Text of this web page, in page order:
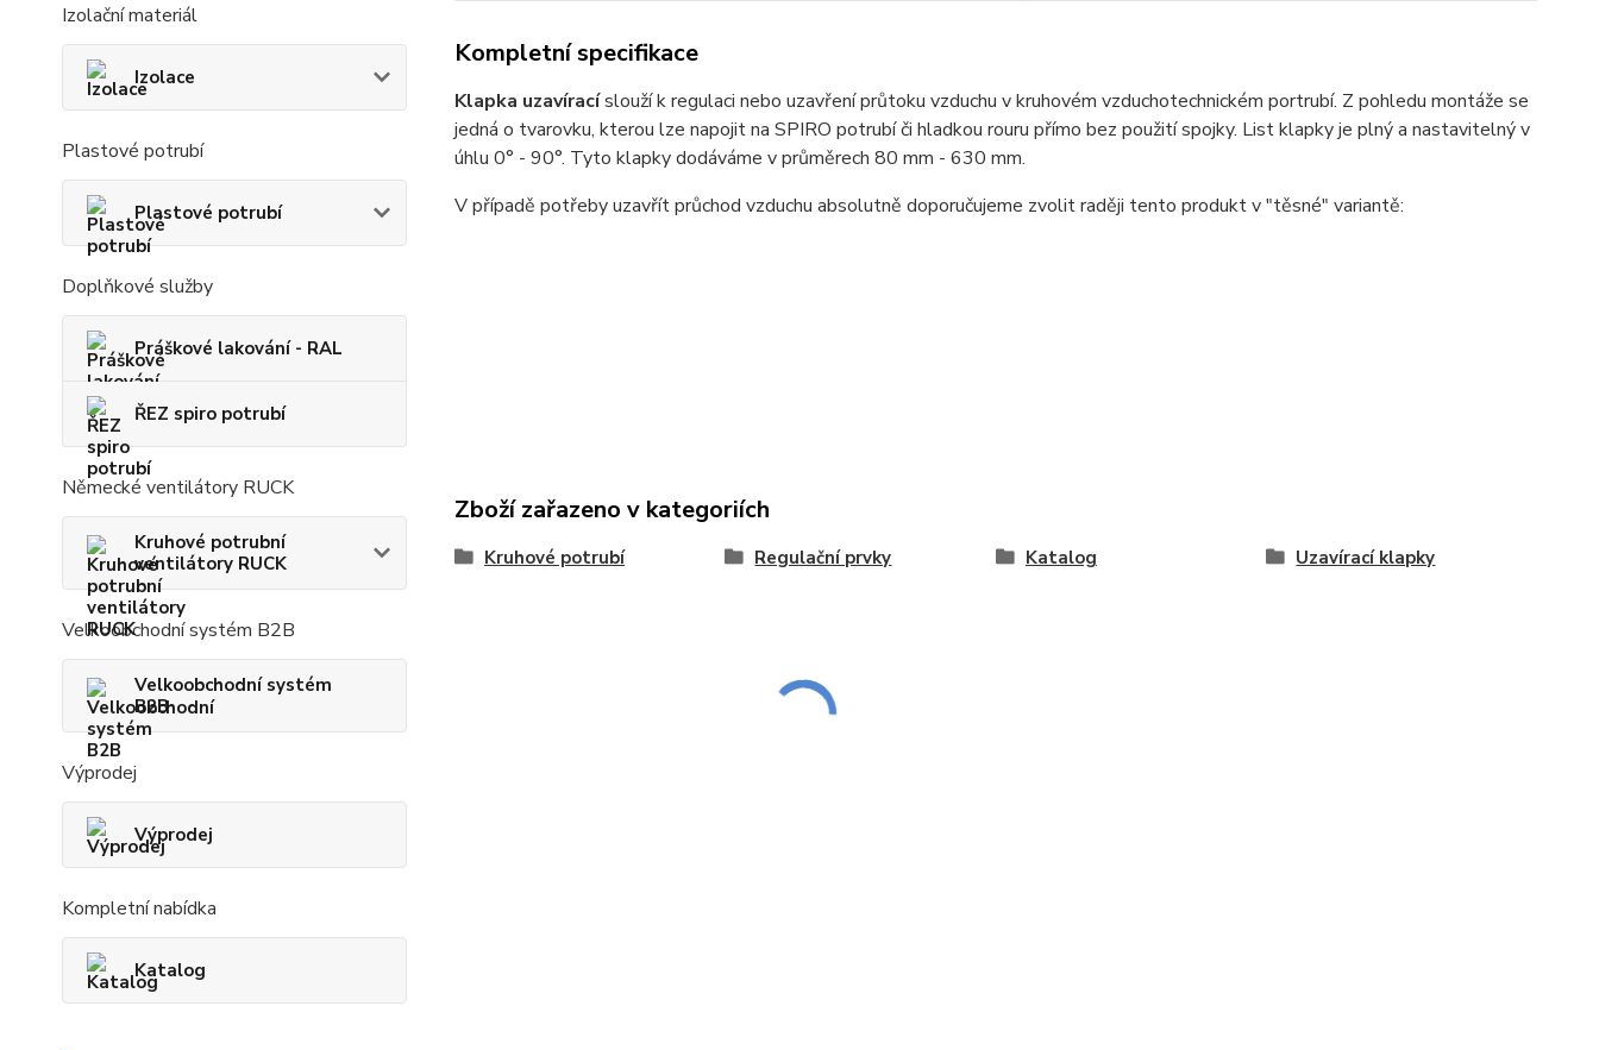
Izolační materiál
Izolace
Plastové potrubí
Plastové potrubí
Doplňkové služby
Práškové lakování - RAL
ŘEZ spiro potrubí
Německé ventilátory RUCK
Kruhové potrubní
ventilátory RUCK
Velkoobchodní systém B2B
Velkoobchodní systém
B2B
Výprodej
Výprodej
Kompletní nabídka
Katalog
Kompletní specifikace
Klapka uzavíracíslouží k regulaci nebo uzavření průtoku vzduchu v kruhovém vzduchotechnickém portrubí. Z pohledu montáže se
jedná o tvarovku, kterou lze napojit na SPIRO potrubí či hladkou rouru přímo bez použití spojky. List klapky je plný a nastavitelný v
úhlu 0° - 90°. Tyto klapky dodáváme v průměrech 80 mm - 630 mm.
V případě potřeby uzavřít průchod vzduchu absolutně doporučujeme zvolit raději tento produkt v "těsné" variantě:
Zboží zařazeno v kategoriích
Kruhové potrubí Regulační prvky Katalog Uzavírací klapky